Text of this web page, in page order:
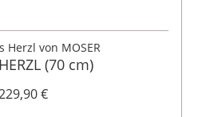
Herzl von MOSER
(70 cm)
€